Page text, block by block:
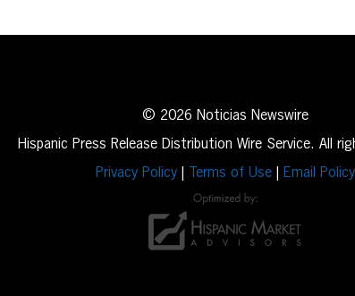
© 2026 Noticias Newswire
Hispanic Press Release Distribution Wire Service. All
Privacy Policy
Terms of Use Email Policy